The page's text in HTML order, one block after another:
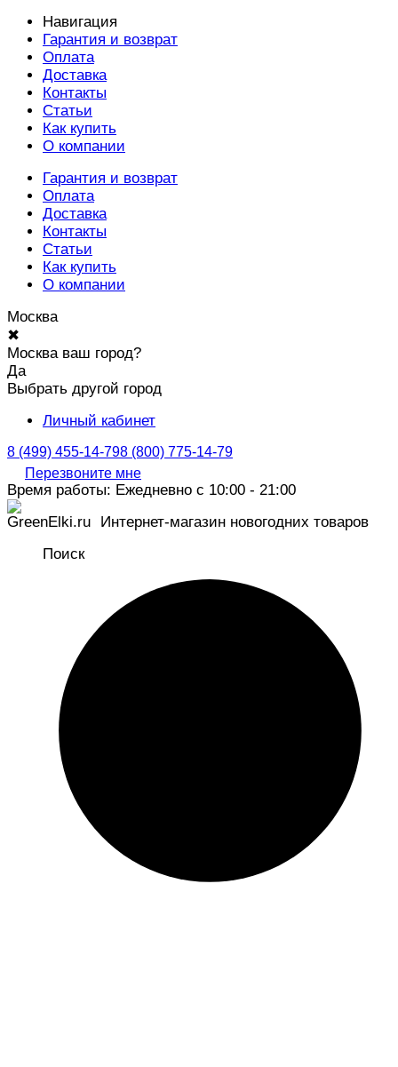
Навигация
Гарантия и возврат
Оплата
Доставка
Контакты
Статьи
Как купить
О компании
Гарантия и возврат
Оплата
Доставка
Контакты
Статьи
Как купить
О компании
Москва
✖
Москва ваш город?
Да
Выбрать другой город
Личный кабинет
8 (499) 455-14-798 (800) 775-14-79
Перезвоните мне
Время работы: Ежедневно с 10:00 - 21:00
Интернет-магазин новогодних товаров
Поиск